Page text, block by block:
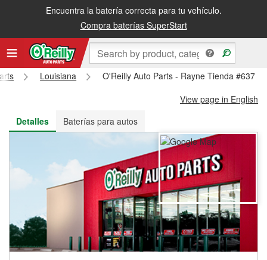
Encuentra la batería correcta para tu vehículo.
Compra baterías SuperStart
Recibe tu orden gratis al día siguiente o recógela en la tienda
Louisiana
O'Reilly Auto Parts - Rayne Tienda #637
View page in English
Detalles
Baterías para autos